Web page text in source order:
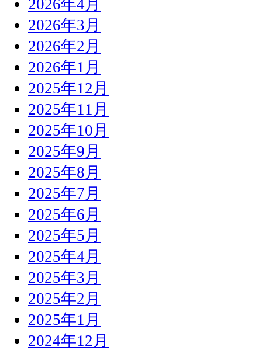
2026年4月
2026年3月
2026年2月
2026年1月
2025年12月
2025年11月
2025年10月
2025年9月
2025年8月
2025年7月
2025年6月
2025年5月
2025年4月
2025年3月
2025年2月
2025年1月
2024年12月